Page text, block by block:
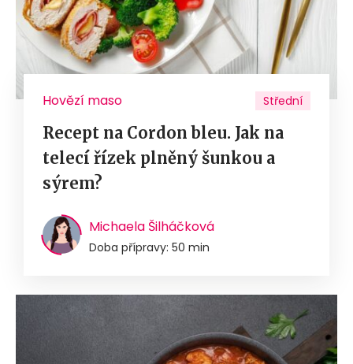
Hovězí maso Střední
Recept na Cordon bleu. Jak na
telecí řízek plněný šunkou a
sýrem?
Michaela Šilháčková
Doba přípravy: 50 min